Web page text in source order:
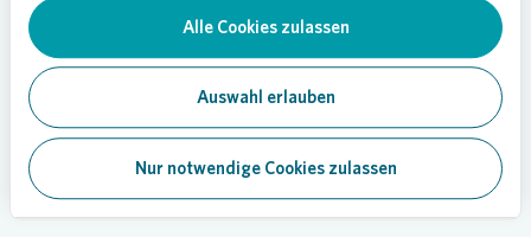
Alle Cookies zulassen
Auswahl erlauben
Nur notwendige Cookies zulassen